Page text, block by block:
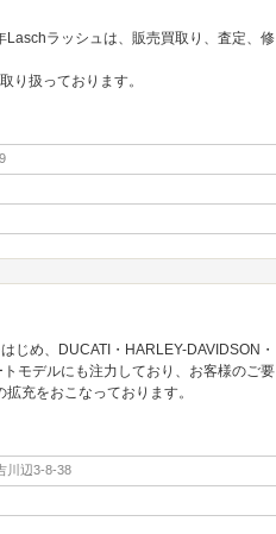
ラッシュは、販売買取り、査定、修
り扱っております。
じめ、DUCATI・HARLEY-DAVIDSON・
モデルにも注力しており、お客様のご要
充をおこなっております。
川辺3-8-38